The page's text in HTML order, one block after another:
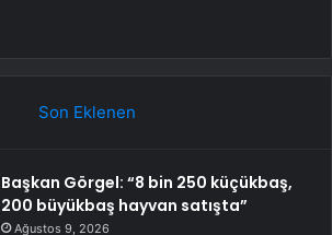
Son Eklenen
Başkan Görgel: “8 bin 250 küçükbaş,
200 büyükbaş hayvan satışta”
Ağustos 9, 2026